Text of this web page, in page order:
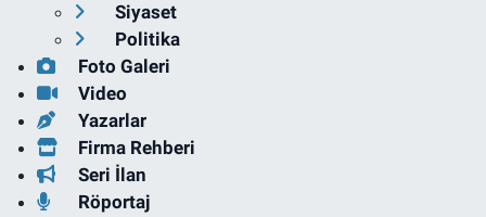
Siyaset
Politika
Foto Galeri
Video
Yazarlar
Firma Rehberi
Seri İlan
Röportaj